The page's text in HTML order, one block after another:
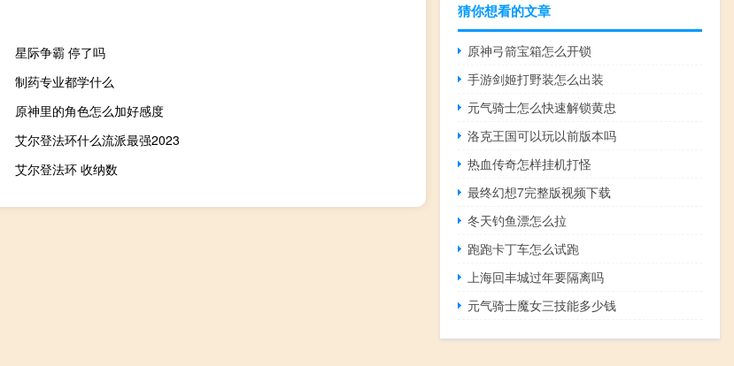
星际争霸 停了吗
制药专业都学什么
原神里的角色怎么加好感度
艾尔登法环什么流派最强2023
艾尔登法环 收纳数
猜你想看的文章
原神弓箭宝箱怎么开锁
手游剑姬打野装怎么出装
元气骑士怎么快速解锁黄忠
洛克王国可以玩以前版本吗
热血传奇怎样挂机打怪
最终幻想7完整版视频下载
冬天钓鱼漂怎么拉
跑跑卡丁车怎么试跑
上海回丰城过年要隔离吗
元气骑士魔女三技能多少钱